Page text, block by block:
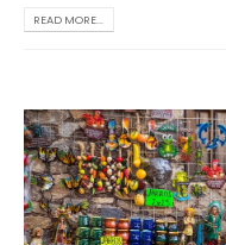
READ MORE...